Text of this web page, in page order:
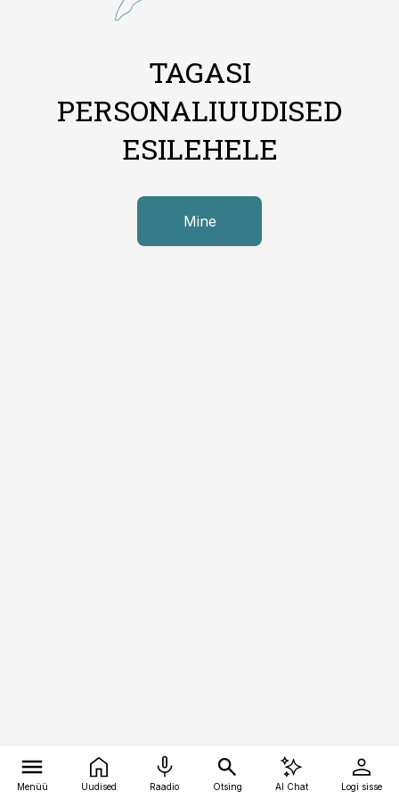
TAGASI
PERSONALIUUDISED
ESILEHELE
Mine
Menüü Uudised Raadio Otsing AI Chat Logi sisse